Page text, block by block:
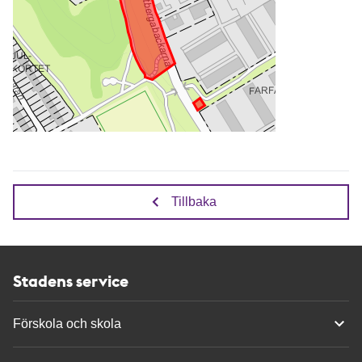
Tillbaka
Stadens service
Förskola och skola